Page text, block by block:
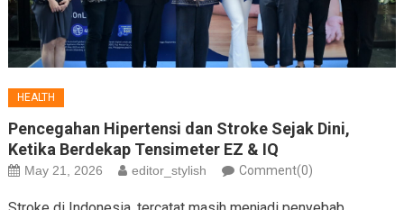
HEALTH
Pencegahan Hipertensi dan Stroke Sejak Dini,
Ketika Berdekap Tensimeter EZ & IQ
May 21, 2026 editor_stylish Comment(0)